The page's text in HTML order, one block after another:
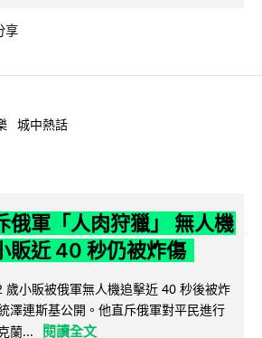
享
城中熱話
俄軍「人肉狩獵」 無人機
販近 40 秒仍被炸傷
歲小販被俄軍無人機追擊近 40 秒後被炸
澤連斯基公開。他直斥俄軍對平民進行
蘭...
閱讀全文